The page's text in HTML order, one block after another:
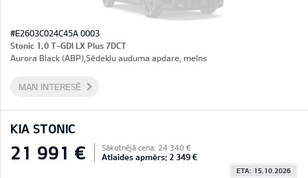
#E2603C024C45A 0003
Stonic 1,0 T-GDI LX Plus 7DCT
Aurora Black (ABP),Sēdekļu auduma apdare, melns
MAN INTERESĒ
KIA STONIC
21 991 € Sākotnējā cena: 24 340 €
Atlaides apmērs: 2 349 €
ETA: 15.10.2026